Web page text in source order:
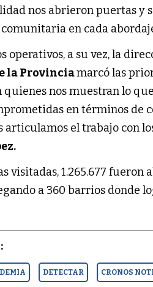
nos abrieron puertas y
en cada
operativos, a su vez, la
la Provinciamarcó las
nos muestran lo que
en términos de
articulamos el trabajo con
visitadas, 1.265.677
a 360 barrios donde
DETECTAR CRONOS